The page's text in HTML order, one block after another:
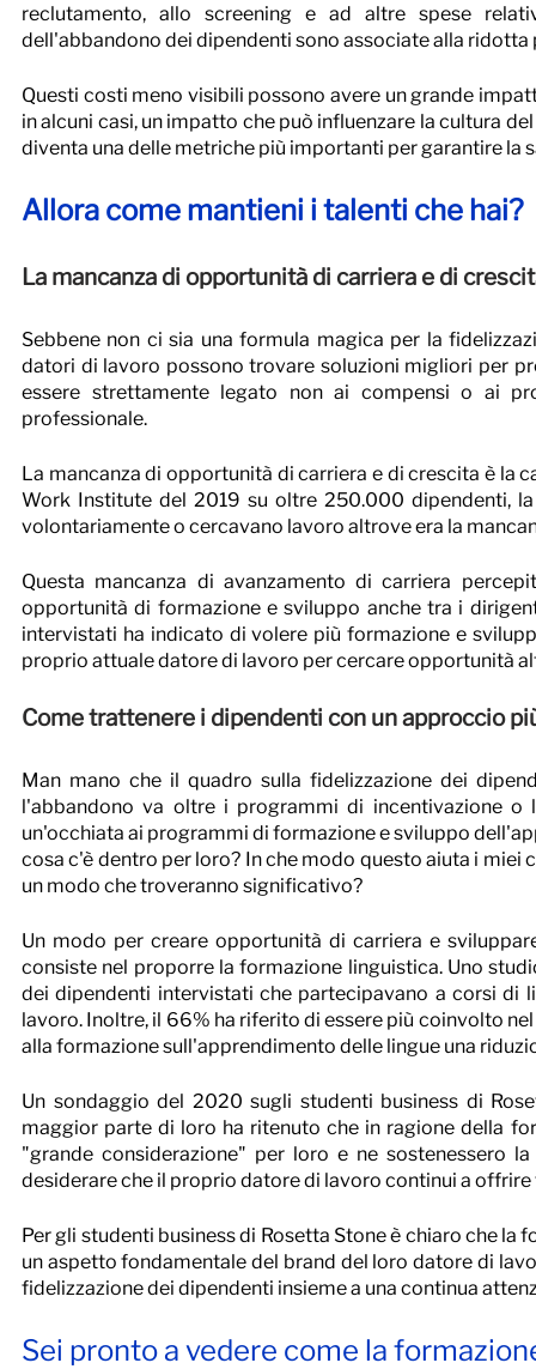
reclutamento, allo screening e ad altre spese
dell'abbandono dei dipendenti sono associate alla
Questi costi meno visibili possono avere un grande
in alcuni casi, un impatto che può influenzare la cultura
diventa una delle metriche più importanti per garantire la
Allora come mantieni i talenti che hai?
La mancanza di opportunità di carriera e di
Sebbene non ci sia una formula magica per la
datori di lavoro possono trovare soluzioni migliori per
essere strettamente legato non ai compensi o ai
professionale.
La mancanza di opportunità di carriera e di crescita è la
Work Institute del 2019 su oltre 250.000 dipendenti,
volontariamente o cercavano lavoro altrove era la
Questa mancanza di avanzamento di carriera
opportunità di formazione e sviluppo anche tra i
intervistati ha indicato di volere più formazione e
proprio attuale datore di lavoro per cercare opportunità
Come trattenere i dipendenti con un approccio
Man mano che il quadro sulla fidelizzazione dei
l'abbandono va oltre i programmi di incentivazione
un'occhiata ai programmi di formazione e sviluppo
cosa c'è dentro per loro? In che modo questo aiuta i
un modo che troveranno significativo?
Un modo per creare opportunità di carriera e
consiste nel proporre la formazione linguistica. Uno
dei dipendenti intervistati che partecipavano a corsi
lavoro. Inoltre, il 66% ha riferito di essere più coinvolto
alla formazione sull'apprendimento delle lingue una
Un sondaggio del 2020 sugli studenti business di
maggior parte di loro ha ritenuto che in ragione della
"grande considerazione" per loro e ne sostenessero
desiderare che il proprio datore di lavoro continui a
Per gli studenti business di Rosetta Stone è chiaro che
un aspetto fondamentale del brand del loro datore di
fidelizzazione dei dipendenti insieme a una continua
Sei pronto a vedere come la